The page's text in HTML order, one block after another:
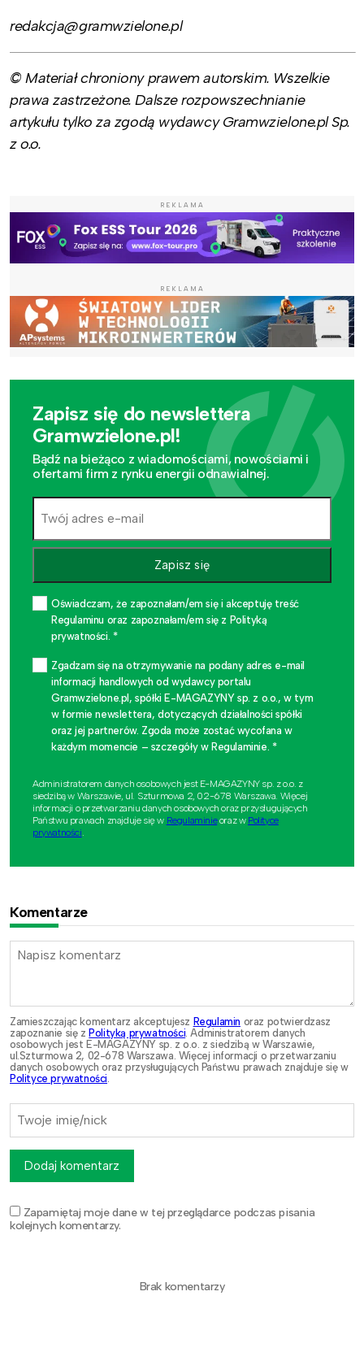
redakcja@gramwzielone.pl
© Materiał chroniony prawem autorskim. Wszelkie
prawa zastrzeżone. Dalsze rozpowszechnianie
artykułu tylko za zgodą wydawcy Gramwzielone.pl Sp.
z o.o.
REKLAMA
REKLAMA
Zapisz się do newslettera
Gramwzielone.pl!
Bądź na bieżąco z wiadomościami, nowościami i
ofertami firm z rynku energii odnawialnej.
Zapisz się
Oświadczam, że zapoznałam/em się i akceptuję treść
Regulaminu oraz zapoznałam/em się z Polityką
prywatności. *
Zgadzam się na otrzymywanie na podany adres e-mail
informacji handlowych od wydawcy portalu
Gramwzielone.pl, spółki E-MAGAZYNY sp. z o.o., w tym
w formie newslettera, dotyczących działalności spółki
oraz jej partnerów. Zgoda może zostać wycofana w
każdym momencie – szczegóły w Regulaminie. *
Administratorem danych osobowych jest E-MAGAZYNY sp. z o.o. z
siedzibą w Warszawie, ul. Szturmowa 2, 02-678 Warszawa. Więcej
informacji o przetwarzaniu danych osobowych oraz przysługujących
Państwu prawach znajduje się w Regulaminieoraz w Polityce
prywatności.
Komentarze
Zamieszczając komentarz akceptujesz Regulamin oraz potwierdzasz
zapoznanie się zPolityką prywatności . Administratorem danych
osobowych jest E-MAGAZYNY sp. z o.o. z siedzibą w Warszawie,
ul.Szturmowa 2, 02-678 Warszawa. Więcej informacji o przetwarzaniu
danych osobowych oraz przysługujących Państwu prawach znajduje się w
Polityce prywatności
Zapamiętaj moje dane w tej przeglądarce podczas pisania
kolejnych komentarzy.
Dodaj komentarz
Brak komentarzy